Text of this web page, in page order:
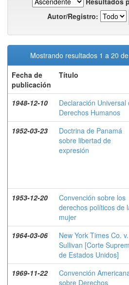
Autor/Registro:
Mostrando resultados 1 a 20
Fecha de
publicación
Título
1948-12-10
Declaración Universal
Derechos Humanos
1952-03-23
Doctrina de Panamá
sobre libertad de
expresión
1953-12-20
Convención sobre los
derechos políticos de
mujer
1964-03-06
New York Times Co. v.
Sullivan [Corte
de Estados Unidos]
1969-11-22
Convención
sobre Derechos